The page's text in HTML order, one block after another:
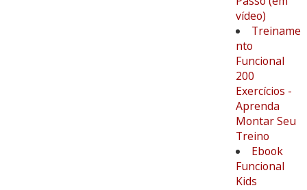
vídeo)
Treiname
nto
Funcional
200
Exercícios -
Aprenda
Montar Seu
Treino
Ebook
Funcional
Kids